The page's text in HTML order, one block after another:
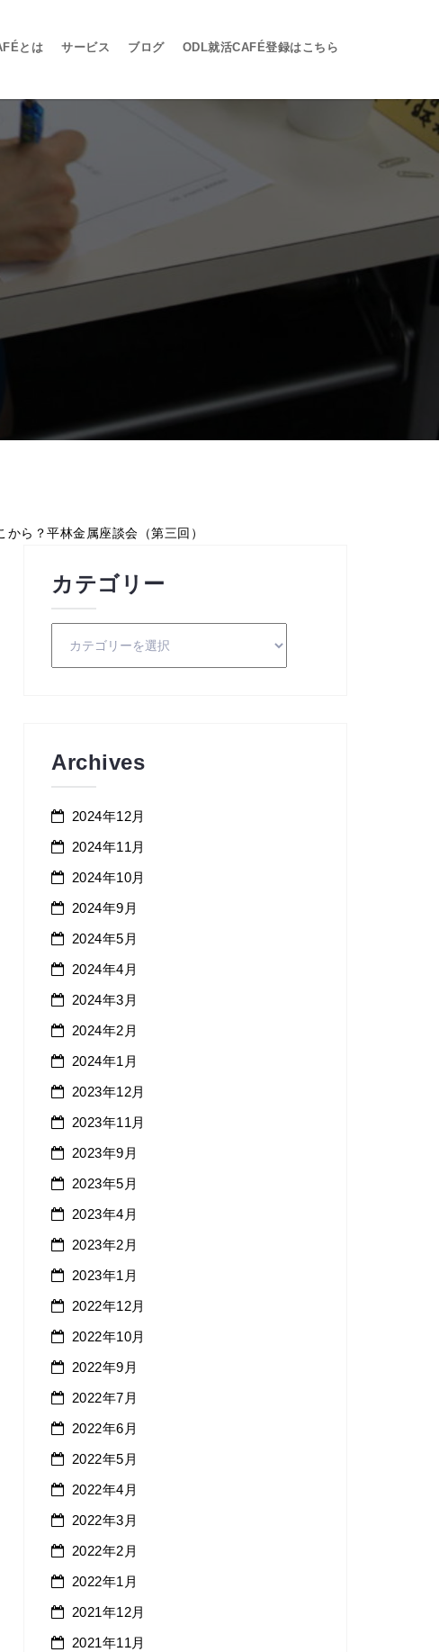
とは サービス ブログ ODL就活CAFÉ登録はこちら
ら？平林金属座談会（第三回）
カテゴリー
Archives
2024年12月
2024年11月
2024年10月
2024年9月
2024年5月
2024年4月
2024年3月
2024年2月
2024年1月
2023年12月
2023年11月
2023年9月
2023年5月
2023年4月
2023年2月
2023年1月
2022年12月
2022年10月
2022年9月
2022年7月
2022年6月
2022年5月
2022年4月
2022年3月
2022年2月
2022年1月
2021年12月
2021年11月